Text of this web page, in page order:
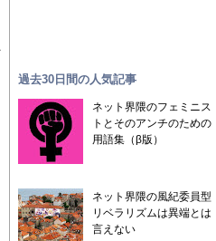
過去30日間の人気記事
ネット界隈のフェミニス
トとそのアンチのための
用語集（β版）
ネット界隈の風紀委員型
リベラリズムは異端とは
言えない